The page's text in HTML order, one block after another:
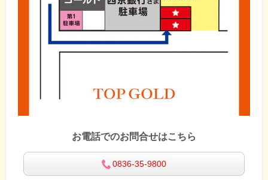
お電話でのお問合せはこちら
0836-35-9800